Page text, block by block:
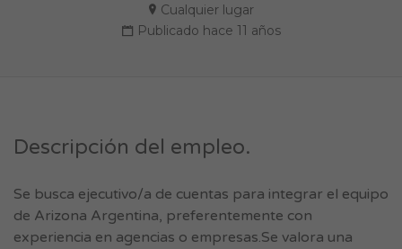
Cualquier lugar
Publicado hace 11 años
Descripción del empleo.
Se busca ejecutivo/a de cuentas para integrar el equipo
de Arizona Argentina, preferentemente con
experiencia en agencias o empresas.Se valora una